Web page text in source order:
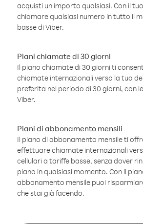
acquisti un importo qualsiasi. Con il
chiamare qualsiasi numero in tutto il
basse di Viber.
Piani chiamate di 30 giorni
Il piano chiamate di 30 giorni ti
chiamate internazionali verso la tua
preferita nel periodo di 30 giorni, con
Viber.
Piani di abbonamento mensili
Il piano di abbonamento mensile ti
effettuare chiamate internazionali
cellulari a tariffe basse, senza dover
piano in qualsiasi momento. Con il
abbonamento mensile puoi
che stai già facendo.